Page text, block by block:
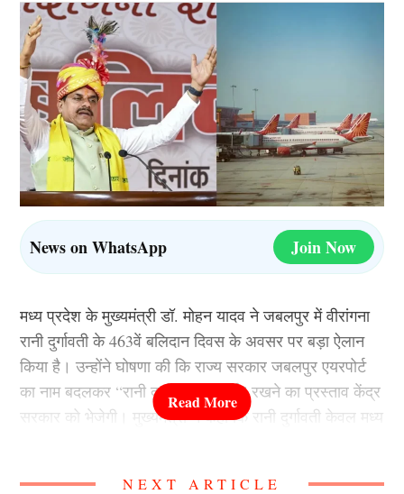
News on WhatsApp Join Now
मध्य प्रदेश के मुख्यमंत्री डॉ. मोहन यादव ने जबलपुर में वीरांगना
रानी दुर्गावती के 463वें बलिदान दिवस के अवसर पर बड़ा ऐलान
किया है। उन्होंने घोषणा की कि राज्य सरकार जबलपुर एयरपोर्ट
का नाम बदलकर “रानी दुर्गावती एयरपोर्ट” रखने का प्रस्ताव केंद्र
सरकार को भेजेगी। मुख्यमंत्री ने कहा कि रानी दुर्गावती केवल मध्य
NEXT ARTICLE